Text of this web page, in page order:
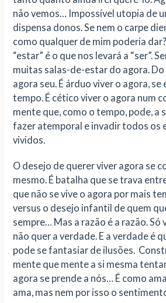
não vemos… Impossível utopia de
dispensa donos. Se nem o carpe
como qualquer de mim poderia
“estar” é o que nos levará a “ser”.
muitas salas-de-estar do agora. Do
agora seu. É árduo viver o agora, se
tempo. É cético viver o agora num
mente que, como o tempo, pode, a
fazer atemporal e invadir todos os
vividos.
O desejo de querer viver agora se
mesmo. É batalha que se trava
que não se vive o agora por mais
versus o desejo infantil de quem
sempre… Mas a razão é a razão. Só
não quer a verdade. E a verdade é
pode se fantasiar de ilusões.
mente que mente a si mesma
agora se prende a nós… É como
ama, mas nem por isso o